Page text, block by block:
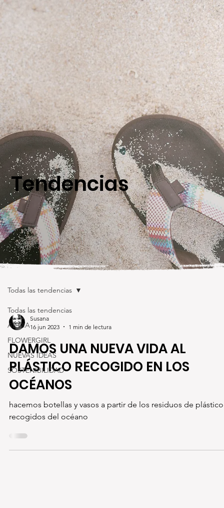
Tendencias
Todas las tendencias
AL DIA
FLOWERGIRL
NUEVAS IDEAS
SOSTENIBILIDAD
Todas las tendencias
Susana
16 jun 2023
1 min de lectura
DAMOS UNA NUEVA VIDA AL
PLÁSTICO RECOGIDO EN LOS
OCÉANOS
hacemos botellas y vasos a partir de los residuos de plástico
recogidos del océano